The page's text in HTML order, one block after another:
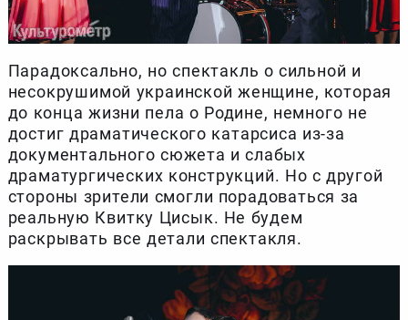
Парадоксально, но спектакль о сильной и
несокрушимой украинской женщине, которая
до конца жизни пела о Родине, немного не
достиг драматического катарсиса из-за
документального сюжета и слабых
драматургических конструкций. Но с другой
стороны зрители смогли порадоваться за
реальную Квитку Цисык. Не будем
раскрывать все детали спектакля.